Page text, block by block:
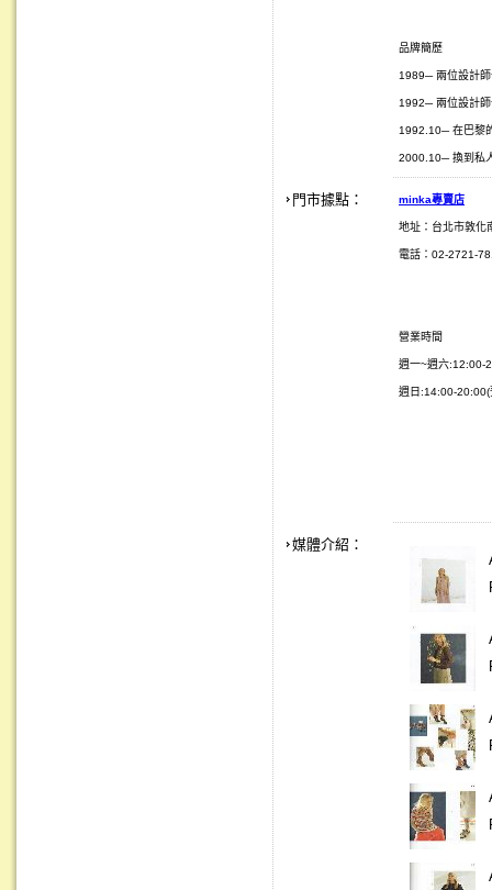
品牌簡歷
1989─ 兩位設計
1992─ 兩位設計
1992.10─ 在巴黎
2000.10─ 換到私
門市據點： minka專賣店
地址：台北市敦化
電話：02-2721-
營業時間
週一~週六:12:00-
週日:14:00-20:00(
媒體介紹：